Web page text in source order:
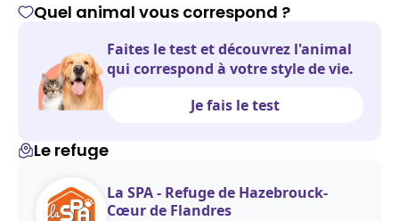
Quel animal vous correspond ?
Faites le test et découvrez l'animal
qui correspond à votre style de vie.
Je fais le test
Le refuge
La SPA - Refuge de Hazebrouck-
Cœur de Flandres